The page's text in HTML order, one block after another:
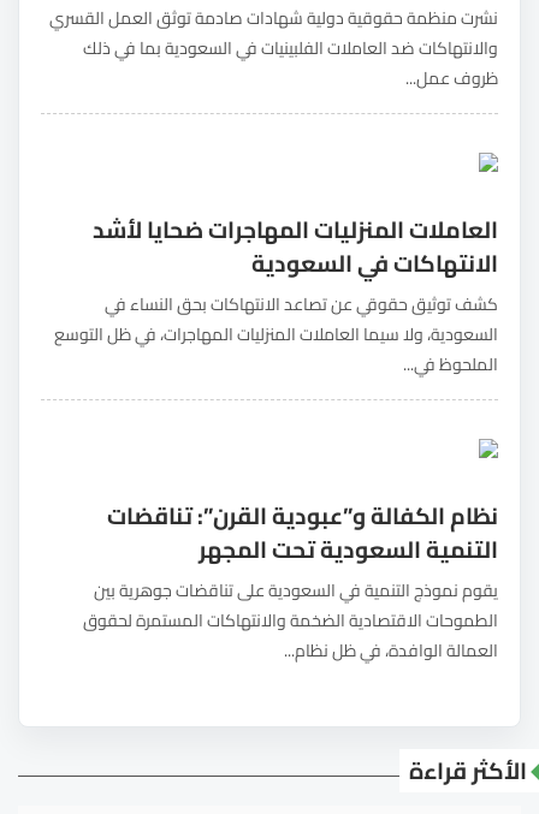
نشرت منظمة حقوقية دولية شهادات صادمة توثق العمل القسري
والانتهاكات ضد العاملات الفلبينيات في السعودية بما في ذلك
ظروف عمل...
العاملات المنزليات المهاجرات ضحايا لأشد
الانتهاكات في السعودية
كشف توثيق حقوقي عن تصاعد الانتهاكات بحق النساء في
السعودية، ولا سيما العاملات المنزليات المهاجرات، في ظل التوسع
الملحوظ في...
نظام الكفالة و”عبودية القرن”: تناقضات
التنمية السعودية تحت المجهر
يقوم نموذج التنمية في السعودية على تناقضات جوهرية بين
الطموحات الاقتصادية الضخمة والانتهاكات المستمرة لحقوق
العمالة الوافدة، في ظل نظام...
الأكثر قراءة